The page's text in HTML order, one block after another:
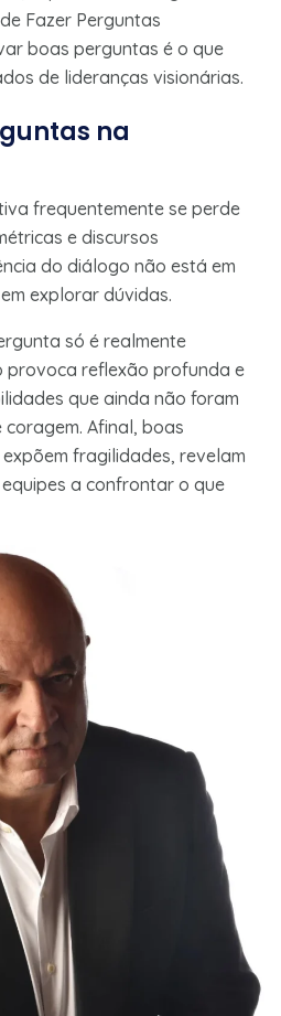
Fazer Perguntas
boas perguntas é o que
de lideranças visionárias.
na
frequentemente se perde
e discursos
do diálogo não está em
explorar dúvidas.
só é realmente
reflexão profunda e
que ainda não foram
Afinal, boas
fragilidades, revelam
a confrontar o que